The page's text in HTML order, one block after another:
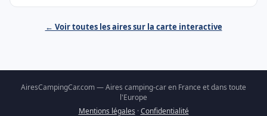
← Voir toutes les aires sur la carte interactive
AiresCampingCar.com — Aires camping-car en France et dans toute
l'Europe
Mentions légales ·Confidentialité